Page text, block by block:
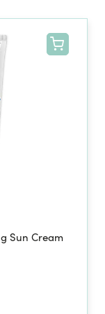
έμφαση στην
Sun Cream